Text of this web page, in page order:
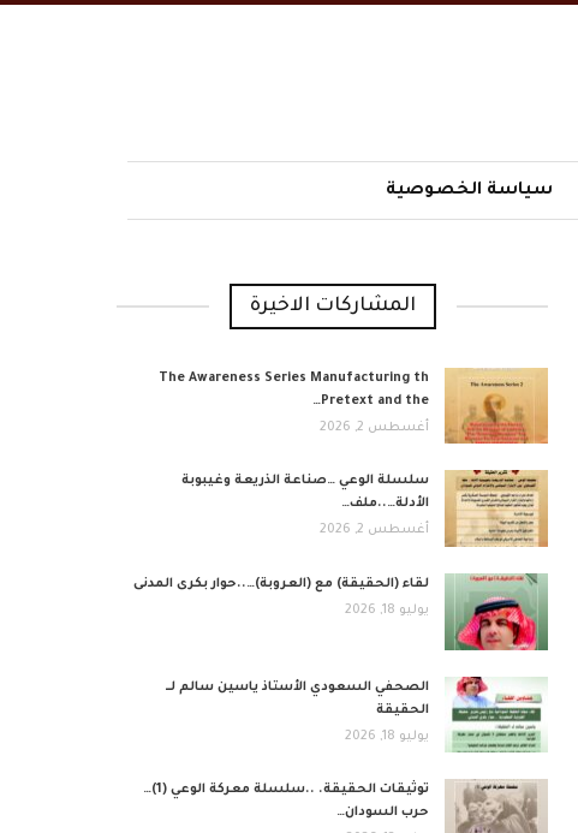
سياسة الخصوصية
المشاركات الاخيرة
The Awareness Series Manufacturing th
Pretext and the…
أغسطس 2, 2026
​سلسلة الوعي …صناعة الذريعة وغيبوبة
الأدلة…..ملف…
أغسطس 2, 2026
لقاء (الحقيقة) مع (العروبة)…..حوار بكرى المدنى
يوليو 18, 2026
الصحفي السعودي الأستاذ ياسين سالم لــ
الحقيقة
يوليو 18, 2026
توثيقات الحقيقة. ..سلسلة معركة الوعي (1)…
حرب السودان…